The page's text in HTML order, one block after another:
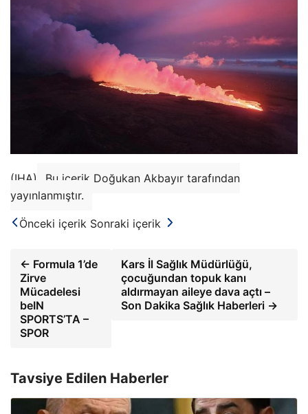
(IHA)
Bu içerik Doğukan Akbayır tarafından
yayınlanmıştır.
Önceki içerik Sonraki içerik
← Formula 1’de
Zirve
Mücadelesi
beIN
SPORTS’TA –
SPOR
Kars İl Sağlık Müdürlüğü,
çocuğundan topuk kanı
aldırmayan aileye dava açtı –
Son Dakika Sağlık Haberleri →
Tavsiye Edilen Haberler